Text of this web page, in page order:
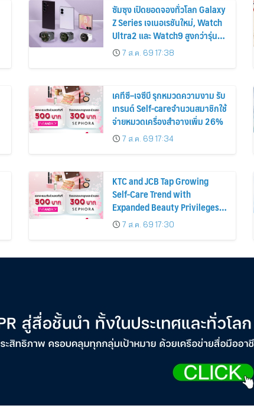
ซัมซุง เปิดยอดจองทั่วโลก Galaxy
Z Series เจเนอเรชันใหม่, Watch
Ultra2 และ Watch9 สูงกว่ารุ่น
ก่อนหน้ากว่า 30%
7 ส.ค. 69 17:38
เคทีซี–เจซีบี รุกหมวดความงาม รับ
เทรนด์ Self-careจำนวนสมาชิกใช้
จ่ายหมวดเครื่องสำอางเพิ่ม 26%
7 ส.ค. 69 17:34
KTC and JCB Tap Growing
Self-Care Trend with
Expanded Beauty Privileges
Number of KTC JCB
Cardmembers Spending on
7 ส.ค. 69 17:30